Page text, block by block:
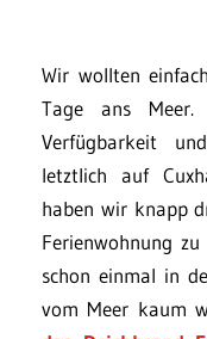
Wir wollten
Tage ans Meer.
Verfügbarkeit
letztlich auf
haben wir knapp
Ferienwohnung
schon einmal in
vom Meer kaum